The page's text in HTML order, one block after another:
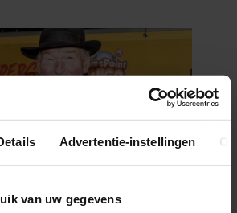
Advertentie-instellingen
van uw gegevens
2026